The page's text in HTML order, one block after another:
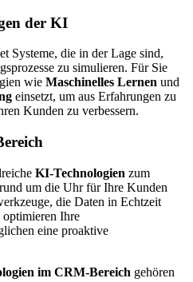
der KI
Systeme, die in der Lage sind,
zu simulieren. Für Sie
wie Maschinelles Lernen und
einsetzt, um aus Erfahrungen zu
Kunden zu verbessern.
KI-Technologien zum
um die Uhr für Ihre Kunden
die Daten in Echtzeit
optimieren Ihre
eine proaktive
im CRM-Bereich gehören